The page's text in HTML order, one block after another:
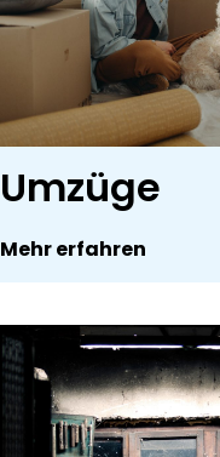
Umzüge
Mehr erfahren